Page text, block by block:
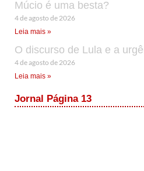
Múcio é uma besta?
4 de agosto de 2026
Leia mais »
O discurso de Lula e a
4 de agosto de 2026
Leia mais »
Jornal Página 13